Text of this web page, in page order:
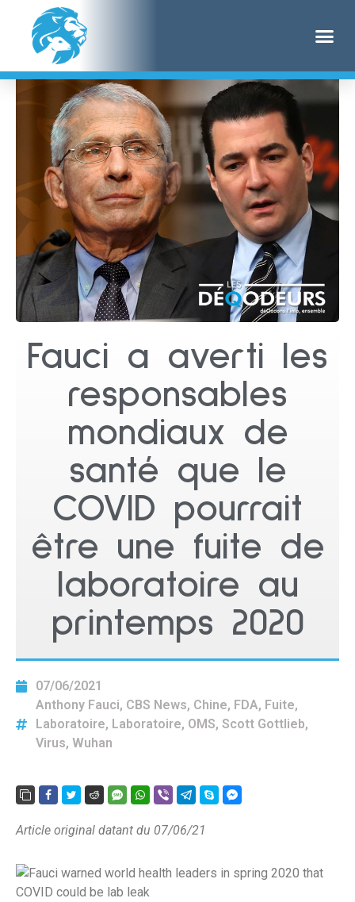
Fauci a averti les
responsables
mondiaux de
santé que le
COVID pourrait
être une fuite de
laboratoire au
printemps 2020
07/06/2021
Anthony Fauci, CBS News, Chine, FDA, Fuite,
Laboratoire, Laboratoire, OMS, Scott Gottlieb,
Virus, Wuhan
Article original datant du 07/06/21